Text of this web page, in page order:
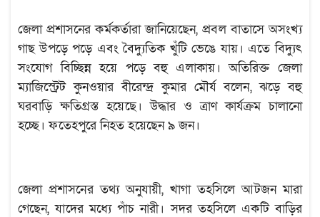
জেলা প্রশাসনের কর্মকর্তারা জানিয়েছেন, প্রবল বাতাসে অসংখ্য
গাছ উপড়ে পড়ে এবং বৈদ্যুতিক খুঁটি ভেঙে যায়। এতে বিদ্যুৎ
সংযোগ বিচ্ছিন্ন হয়ে পড়ে বহু এলাকায়। অতিরিক্ত জেলা
ম্যাজিস্ট্রেট কুনওয়ার বীরেন্দ্র কুমার মৌর্য বলেন, ঝড়ে বহু
ঘরবাড়ি ক্ষতিগ্রস্ত হয়েছে। উদ্ধার ও ত্রাণ কার্যক্রম চালানো
হচ্ছে। ফতেহপুরে নিহত হয়েছেন ৯ জন।
জেলা প্রশাসনের তথ্য অনুযায়ী, খাগা তহসিলে আটজন মারা
গেছেন, যাদের মধ্যে পাঁচ নারী। সদর তহসিলে একটি বাড়ির